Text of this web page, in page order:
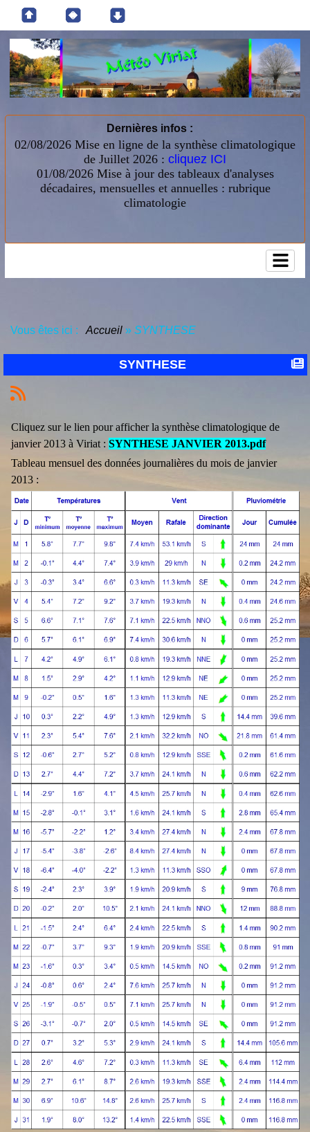
Dernières infos :
02/08/2026 Mise en ligne de la synthèse climatologique
de Juillet 2026 : cliquez ICI
01/08/2026 Mise à jour des tableaux d'analyses
décadaires, mensuelles et annuelles : rubrique
climatologie
Vous êtes ici : Accueil » SYNTHESE
SYNTHESE
Cliquez sur le lien pour afficher la synthèse climatologique de
janvier 2013 à Viriat : SYNTHESE JANVIER 2013.pdf
Tableau mensuel des données journalières du mois de janvier
2013 :